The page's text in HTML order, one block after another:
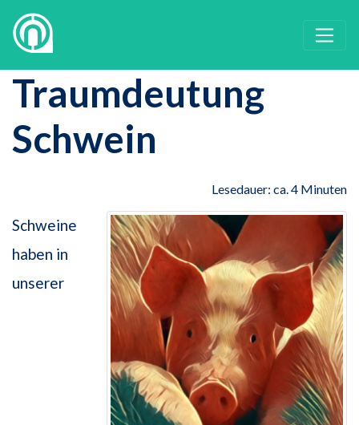
Traumdeutung
Schwein
Lesedauer: ca. 4 Minuten
Schweine
haben in
unserer